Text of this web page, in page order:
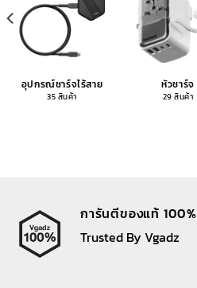
อุปกรณ์ชาร์จไร้สาย
35 สินค้า
หัวชาร์จ
29 สินค้า
การันตีของแท้ 100%
Trusted By Vgadz